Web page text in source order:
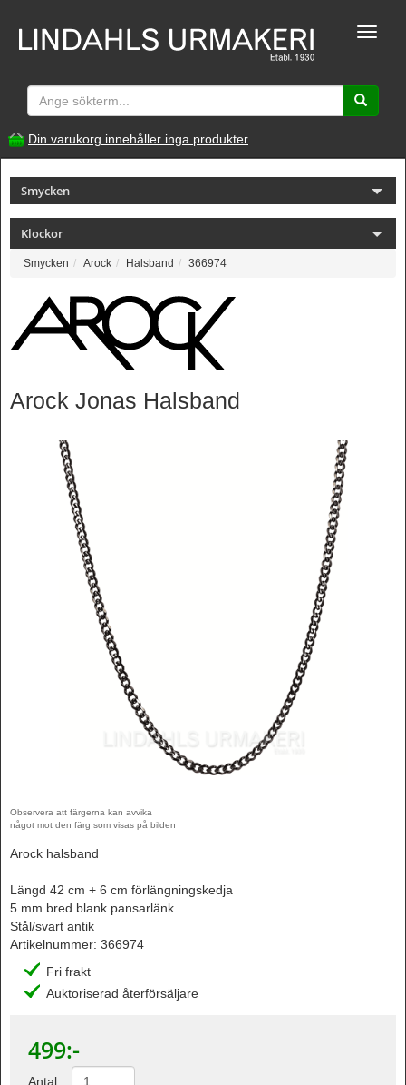
Toggle
Din varukorg innehåller inga produkter
Smycken
Klockor
Smycken Arock Halsband 366974
Arock Jonas Halsband
Observera att färgerna kan avvika
något mot den färg som visas på bilden
Arock halsband
Längd 42 cm + 6 cm förlängningskedja
5 mm bred blank pansarlänk
Stål/svart antik
Artikelnummer: 366974
Fri frakt
Auktoriserad återförsäljare
499:-
Antal: